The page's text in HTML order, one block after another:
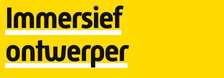
Immersief
ontwerper